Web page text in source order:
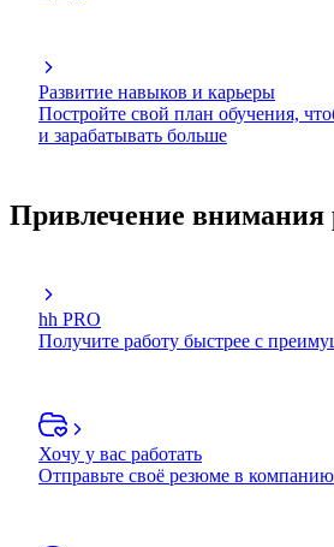
Развитие навыков и карьеры
Постройте свой план обучения,
и зарабатывать больше
Привлечение внимания
hh PRO
Получите работу быстрее с
Хочу у вас работать
Отправьте своё резюме в